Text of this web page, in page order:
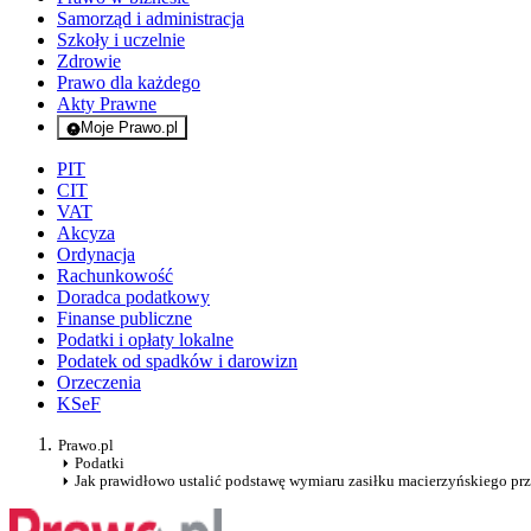
Samorząd i administracja
Szkoły i uczelnie
Zdrowie
Prawo dla każdego
Akty Prawne
Moje Prawo.pl
- rejestracja i logowanie do serwisu
PIT
CIT
VAT
Akcyza
Ordynacja
Rachunkowość
Doradca podatkowy
Finanse publiczne
Podatki i opłaty lokalne
Podatek od spadków i darowizn
Orzeczenia
KSeF
Prawo.pl
Podatki
Jak prawidłowo ustalić podstawę wymiaru zasiłku macierzyńskiego